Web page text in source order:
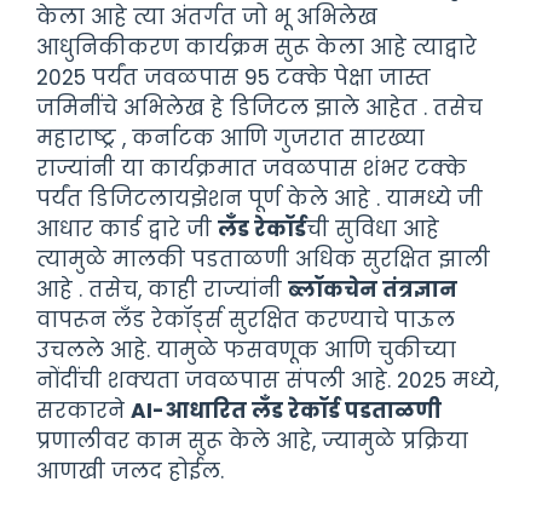
केला आहे त्या अंतर्गत जो भू अभिलेख
आधुनिकीकरण कार्यक्रम सुरू केला आहे त्याद्वारे
2025 पर्यंत जवळपास 95 टक्के पेक्षा जास्त
जमिनींचे अभिलेख हे डिजिटल झाले आहेत . तसेच
महाराष्ट्र , कर्नाटक आणि गुजरात सारख्या
राज्यांनी या कार्यक्रमात जवळपास शंभर टक्के
पर्यंत डिजिटलायझेशन पूर्ण केले आहे . यामध्ये जी
आधार कार्ड द्वारे जी लँड रेकॉर्डची सुविधा आहे
त्यामुळे मालकी पडताळणी अधिक सुरक्षित झाली
आहे . तसेच, काही राज्यांनी ब्लॉकचेन तंत्रज्ञान
वापरून लँड रेकॉर्ड्स सुरक्षित करण्याचे पाऊल
उचलले आहे. यामुळे फसवणूक आणि चुकीच्या
नोंदींची शक्यता जवळपास संपली आहे. 2025 मध्ये,
सरकारने AI-आधारित लँड रेकॉर्ड पडताळणी
प्रणालीवर काम सुरू केले आहे, ज्यामुळे प्रक्रिया
आणखी जलद होईल.